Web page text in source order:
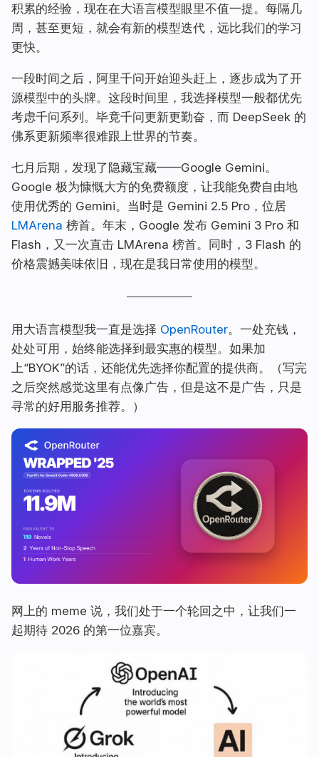
积累的经验，现在在大语言模型眼里不值一提。每隔几
周，甚至更短，就会有新的模型迭代，远比我们的学习
更快。
一段时间之后，阿里千问开始迎头赶上，逐步成为了开
源模型中的头牌。这段时间里，我选择模型一般都优先
考虑千问系列。毕竟千问更新更勤奋，而 DeepSeek 的
佛系更新频率很难跟上世界的节奏。
七月后期，发现了隐藏宝藏——Google Gemini。
Google 极为慷慨大方的免费额度，让我能免费自由地
使用优秀的 Gemini。当时是 Gemini 2.5 Pro，位居
LMArena 榜首。年末，Google 发布 Gemini 3 Pro 和
Flash，又一次直击 LMArena 榜首。同时，3 Flash 的
价格震撼美味依旧，现在是我日常使用的模型。
用大语言模型我一直是选择 OpenRouter。一处充钱，
处处可用，始终能选择到最实惠的模型。如果加
上“BYOK”的话，还能优先选择你配置的提供商。（写完
之后突然感觉这里有点像广告，但是这不是广告，只是
寻常的好用服务推荐。）
网上的 meme 说，我们处于一个轮回之中，让我们一
起期待 2026 的第一位嘉宾。